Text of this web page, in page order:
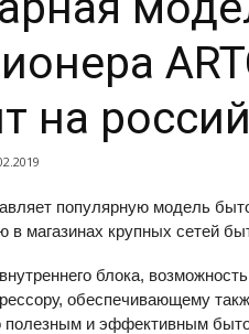
на
популярную модель
в магазинах крупных сетей
блока,
обеспечивающему
полезным и эффективным